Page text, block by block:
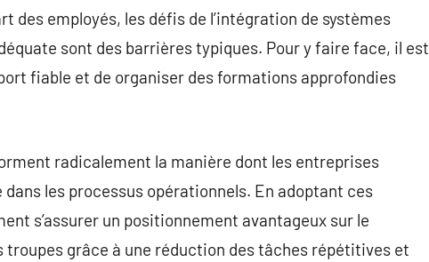
des employés, les défis de l’intégration de systèmes
sont des barrières typiques. Pour y faire face, il est
fiable et de organiser des formations approfondies
radicalement la manière dont les entreprises
les processus opérationnels. En adoptant ces
s’assurer un positionnement avantageux sur le
grâce à une réduction des tâches répétitives et